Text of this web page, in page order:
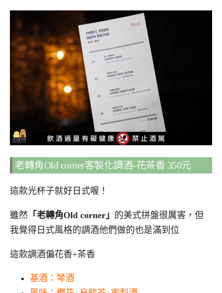
老轉角Old corner客製化調酒-花茶香 350元
這款光杯子就好日式喔！
雖然 「老轉角Old corner」 的美式拼盤很厲害，但
我覺得日式風格的調酒他們做的也是滿到位
這款調酒偏花香+茶香
基酒：琴酒